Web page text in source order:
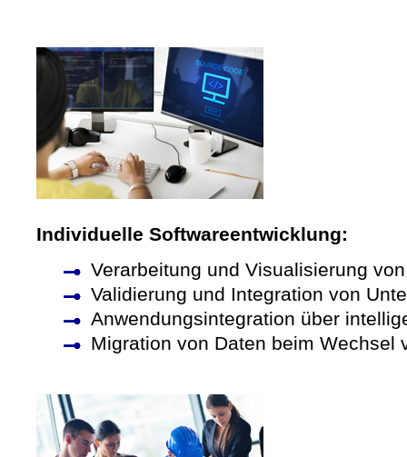
Individuelle Softwareentwicklung:
Verarbeitung und Visualisierung
Validierung und Integration von
Anwendungsintegration über
Migration von Daten beim Wechsel